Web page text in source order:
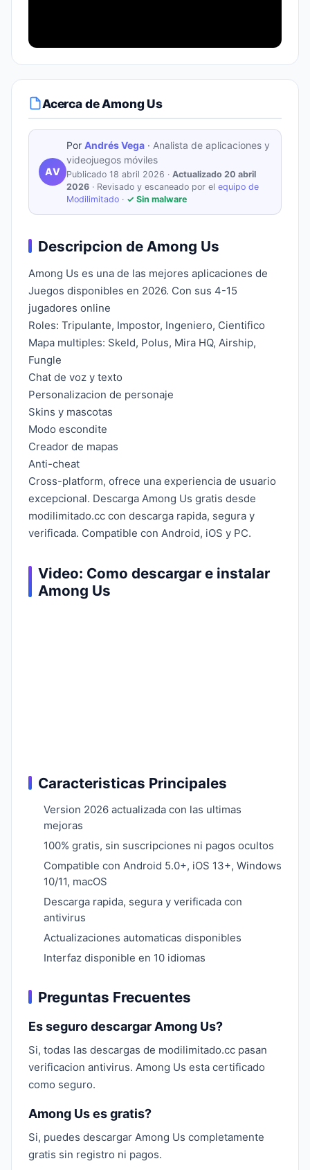
Acerca de Among Us
AV
Por Andrés Vega · Analista de aplicaciones y
videojuegos móviles
Publicado 18 abril 2026 · Actualizado 20 abril
2026 · Revisado y escaneado por el equipo de
Modilimitado · ✓ Sin malware
Descripcion de Among Us
Among Us es una de las mejores aplicaciones de
Juegos disponibles en 2026. Con sus 4-15
jugadores online
Roles: Tripulante, Impostor, Ingeniero, Cientifico
Mapa multiples: Skeld, Polus, Mira HQ, Airship,
Fungle
Chat de voz y texto
Personalizacion de personaje
Skins y mascotas
Modo escondite
Creador de mapas
Anti-cheat
Cross-platform, ofrece una experiencia de usuario
excepcional. Descarga Among Us gratis desde
modilimitado.cc con descarga rapida, segura y
verificada. Compatible con Android, iOS y PC.
Video: Como descargar e instalar
Among Us
Caracteristicas Principales
Version 2026 actualizada con las ultimas
mejoras
100% gratis, sin suscripciones ni pagos ocultos
Compatible con Android 5.0+, iOS 13+, Windows
10/11, macOS
Descarga rapida, segura y verificada con
antivirus
Actualizaciones automaticas disponibles
Interfaz disponible en 10 idiomas
Preguntas Frecuentes
Es seguro descargar Among Us?
Si, todas las descargas de modilimitado.cc pasan
verificacion antivirus. Among Us esta certificado
como seguro.
Among Us es gratis?
Si, puedes descargar Among Us completamente
gratis sin registro ni pagos.